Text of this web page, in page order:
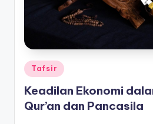
Posted
in
Tafsir
Keadilan Ekonomi
Qur’an dan Pancasila